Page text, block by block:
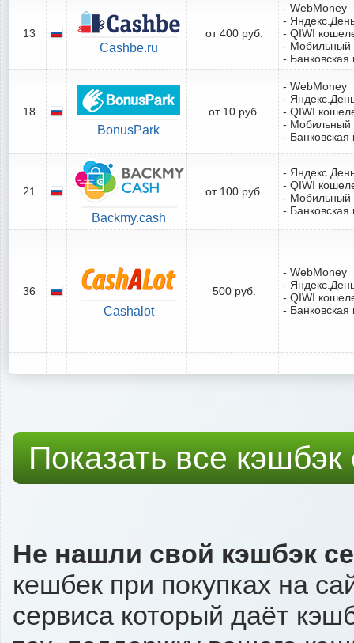
13
Cashbe.ru
от 400 руб.
- WebMoney
-
- QIWI
- Мобильный
- Банковская
18
BonusPark
от 10 руб.
- WebMoney
-
- QIWI
- Мобильный
- Банковская
21
Backmy.cash
от 100 руб.
-
- QIWI
- Мобильный
- Банковская
36
Cashalot
500 руб.
- WebMoney
-
- QIWI
- Банковская
Показать все
Не нашли свой кэшбэк
кешбек при покупках на
сервиса который даёт